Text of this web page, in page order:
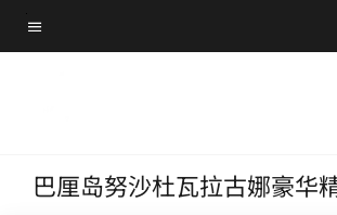
Skip
to菜单文本
巴厘岛努沙杜瓦拉古娜豪华